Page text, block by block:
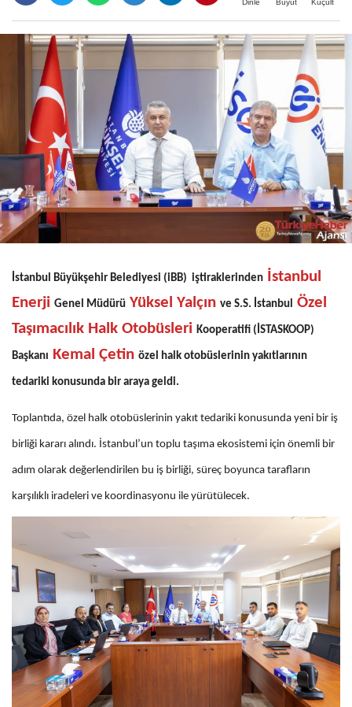
Dinle Büyüt Küçült
İstanbul Büyükşehir Belediyesi (iBB) iştiraklerinden
İstanbul
Enerji Genel Müdürü Yüksel Yalçın ve S.S. İstanbul Özel
Taşımacılık Halk Otobüsleri Kooperatifi (İSTASKOOP)
Başkanı Kemal Çetin özel halk otobüslerinin yakıtlarının
tedariki konusunda bir araya geldi.
Toplantıda, özel halk otobüslerinin yakıt tedariki konusunda yeni bir iş
birliği kararı alındı. İstanbul’un toplu taşıma ekosistemi için önemli bir
adım olarak değerlendirilen bu iş birliği, süreç boyunca tarafların
karşılıklı iradeleri ve koordinasyonu ile yürütülecek.